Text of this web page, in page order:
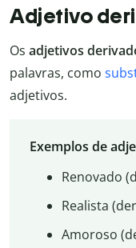
Adjetivo
Os adjetivos
palavras, como
adjetivos.
Exemplos de
Renovado
Realista
Amoroso